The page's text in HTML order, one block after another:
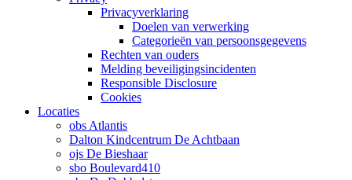
Privacyverklaring
Doelen van verwerking
Categorieën van persoonsgegevens
Rechten van ouders
Melding beveiligingsincidenten
Responsible Disclosure
Cookies
Locaties
obs Atlantis
Dalton Kindcentrum De Achtbaan
ojs De Bieshaar
sbo Boulevard410